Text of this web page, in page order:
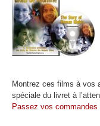
Montrez ces films à vos
spéciale du livret à
Passez vos commandes